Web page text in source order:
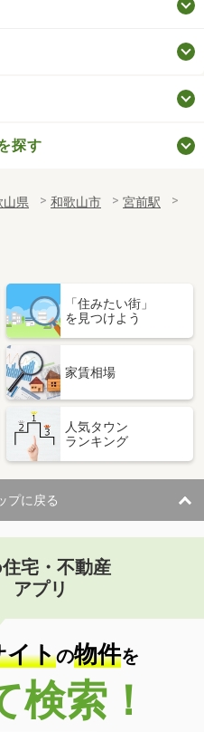
探す
山県 和歌山市
宮前駅
「住みたい街」
を見つけよう
家賃相場
人気タウン
ランキング
プに戻る
宅・不動産
アプリ
イトの物件を
検索！